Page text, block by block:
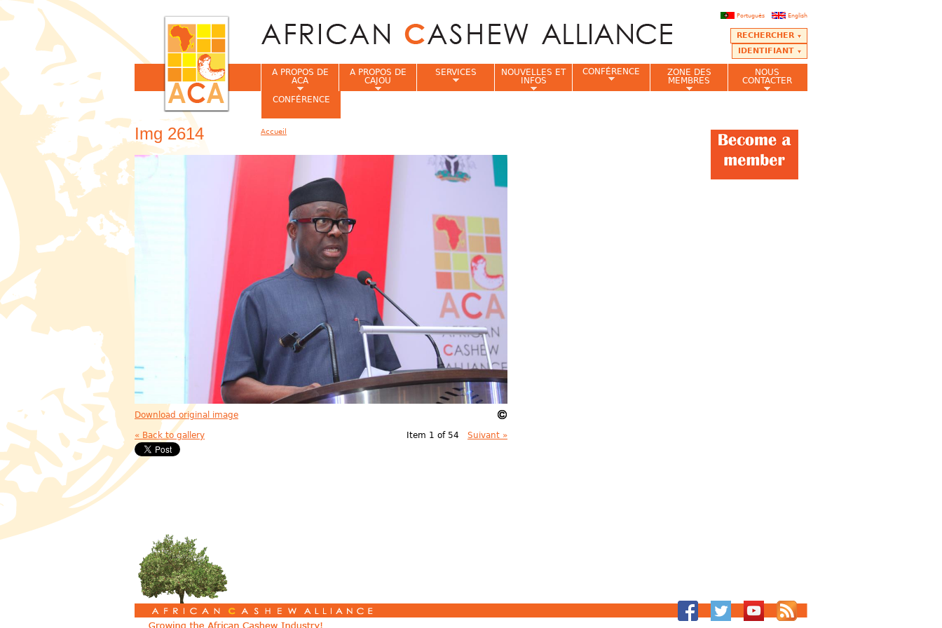
English
Português
RECHERCHER
IDENTIFIANT
Img 2614
Download original image
« Back to gallery Item 1 of 54 Suivant »
A PROPOS DE
ACA
A PROPOS DE
CAJOU
SERVICES
NOUVELLES ET
INFOS
CONFÉRENCE
ZONE DES
MEMBRES
NOUS
CONTACTER
CONFÉRENCE
Accueil